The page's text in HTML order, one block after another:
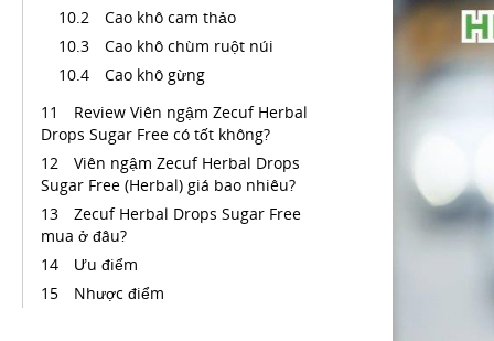
Cao khô cam thảo
Cao khô chùm ruột núi
Cao khô gừng
Review Viên ngậm Zecuf Herbal
Drops Sugar Free có tốt không?
Viên ngậm Zecuf Herbal Drops
Sugar Free (Herbal) giá bao nhiêu?
Zecuf Herbal Drops Sugar Free
mua ở đâu?
Ưu điểm
Nhược điểm